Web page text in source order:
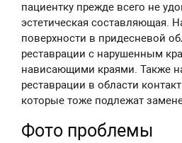
пациентку прежде всего не
эстетическая составляющая.
поверхности в придесневой
реставрации с нарушенным
нависающими краями. Также
реставрации в области
которые тоже подлежат
Фото проблемы